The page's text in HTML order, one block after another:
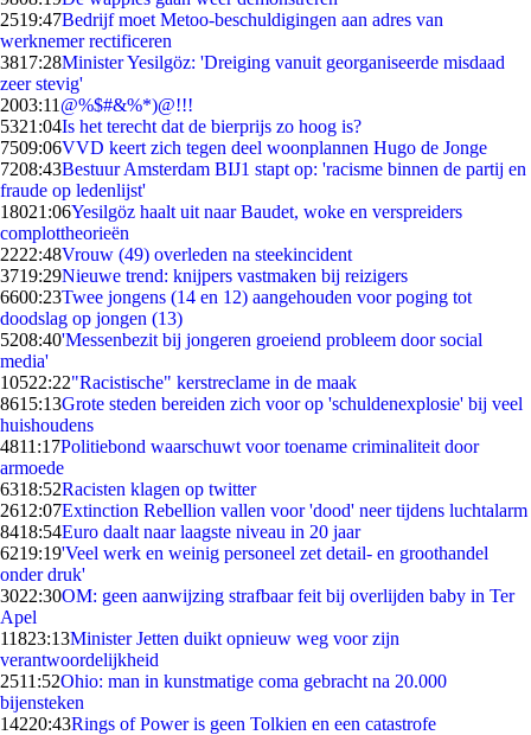
2519:47Bedrijf moet Metoo-beschuldigingen aan adres van
werknemer rectificeren
3817:28Minister Yesilgöz: 'Dreiging vanuit georganiseerde misdaad
zeer stevig'
2003:11 @%$#&%*)@!!!
5321:04Is het terecht dat de bierprijs zo hoog is?
7509:06VVD keert zich tegen deel woonplannen Hugo de Jonge
7208:43Bestuur Amsterdam BIJ1 stapt op: 'racisme binnen de partij en
fraude op ledenlijst'
18021:06Yesilgöz haalt uit naar Baudet, woke en verspreiders
complottheorieën
2222:48Vrouw (49) overleden na steekincident
3719:29Nieuwe trend: knijpers vastmaken bij reizigers
6600:23Twee jongens (14 en 12) aangehouden voor poging tot
doodslag op jongen (13)
5208:40'Messenbezit bij jongeren groeiend probleem door social
media'
10522:22"Racistische" kerstreclame in de maak
8615:13Grote steden bereiden zich voor op 'schuldenexplosie' bij veel
huishoudens
4811:17Politiebond waarschuwt voor toename criminaliteit door
armoede
6318:52Racisten klagen op twitter
2612:07Extinction Rebellion vallen voor 'dood' neer tijdens luchtalarm
8418:54Euro daalt naar laagste niveau in 20 jaar
6219:19'Veel werk en weinig personeel zet detail- en groothandel
onder druk'
3022:30OM: geen aanwijzing strafbaar feit bij overlijden baby in Ter
Apel
11823:13Minister Jetten duikt opnieuw weg voor zijn
verantwoordelijkheid
2511:52Ohio: man in kunstmatige coma gebracht na 20.000
bijensteken
14220:43Rings of Power is geen Tolkien en een catastrofe